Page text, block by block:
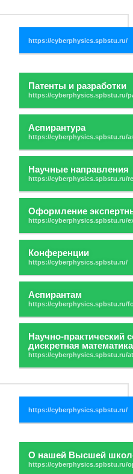
Патенты и разработки
Аспирантура
Научные направления
Оформление
Конференции
Аспирантам
Научно-практический
дискретная
О нашей Высшей